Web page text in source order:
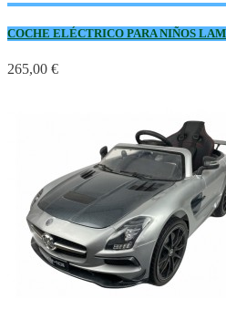
COCHE ELÉCTRICO PARA NIÑOS
265,00 €